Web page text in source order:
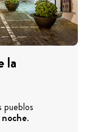
la
.